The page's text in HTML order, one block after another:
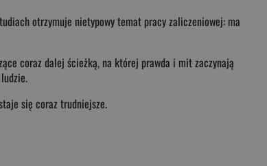
otrzymuje nietypowy temat pracy zaliczeniowej: ma
coraz dalej ścieżką, na której prawda i mit zaczynają
się coraz trudniejsze.